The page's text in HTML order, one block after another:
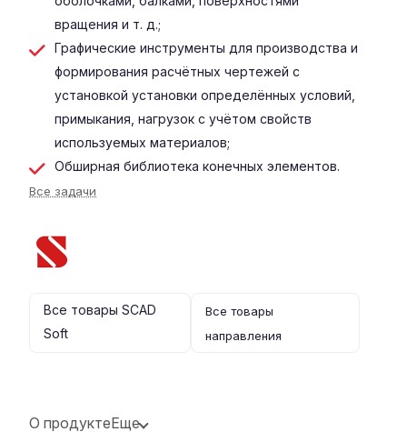
вращения и т. д.;
Графические инструменты для производства и
формирования расчётных чертежей с
установкой установки определённых условий,
примыкания, нагрузок с учётом свойств
используемых материалов;
Обширная библиотека конечных элементов.
Все задачи
Все товары SCAD
Soft
Все товары
направления
О продуктеЕще